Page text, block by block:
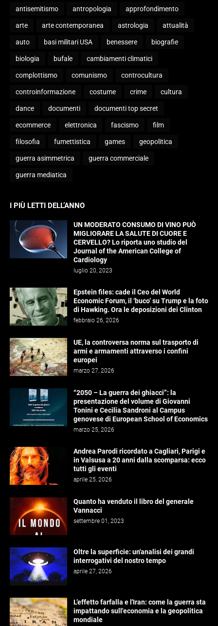
antisemitismo antropologia approfondimento
arte arte contemporanea astrologia attualità
auto basi militari USA benessere biografie
biologia bufale cambiamenti climatici
complottismo comunismo controcultura
controinformazione costume crime cultura
dance documenti documenti top secret
ecommerce elettronica fascismo film
filosofia fumettistica games geopolitica
guerra asimmetrica guerra commerciale
guerra mediatica
I PIÙ LETTI DELL’ANNO
UN MODERATO CONSUMO DI VINO PUÒ
MIGLIORARE LA SALUTE DI CUORE E
CERVELLO? Lo riporta uno studio del
Journal of the American College of
Cardiology
luglio 20, 2023
Epstein files: cade il Ceo del World
Economic Forum, il ‘buco’ su Trump e la foto
di Hawking. Ora le deposizioni dei Clinton
febbraio 26, 2026
UE, la controversa norma sul trasporto di
armi e armamenti attraverso i confini
europei
marzo 27, 2026
“2050 – La guerra dei ghiacci”: la
presentazione del volume di Giovanni
Tonini e Cecilia Sandroni al Campus
genovese di European School of Economics
marzo 25, 2026
Andrea Parodi ricordato a Cagliari, Parigi e
in Valsusa a 20 anni dalla scomparsa: ecco
tutti gli eventi
aprile 25, 2026
Quanto ha venduto il libro del generale
Vannacci
settembre 01, 2023
Oltre la superficie: un'analisi dei grandi
interrogativi del nostro tempo
aprile 27, 2026
L’effetto farfalla e l'Iran: come la guerra sta
impattando sull'economia e la geopolitica
mondiale